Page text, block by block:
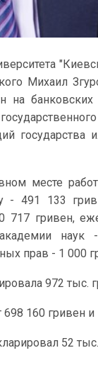
Михаил
государства
месте
- 491 133
717 гривен,
академии
прав - 1 000
972 тыс.
698 160 гривен
52